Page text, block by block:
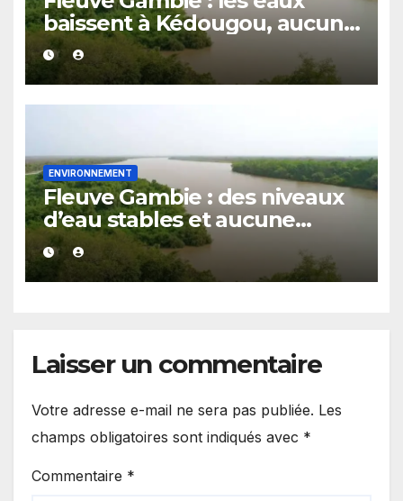
baissent à Kédougou, aucun
risque de crue signalé pour
l’instant
ENVIRONNEMENT
Fleuve Gambie : des niveaux
d’eau stables et aucune
alerte de crue dans le bassin
de Kédougou
Laisser un commentaire
Votre adresse e-mail ne sera pas publiée. Les
champs obligatoires sont indiqués avec *
Commentaire *